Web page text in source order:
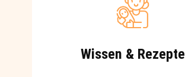
Wissen & Rezepte